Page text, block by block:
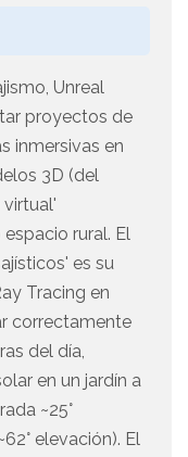
Unreal
proyectos de
inmersivas en
3D (del
virtual'
rural. El
es su
Tracing en
correctamente
del día,
en un jardín a
~25°
elevación). El